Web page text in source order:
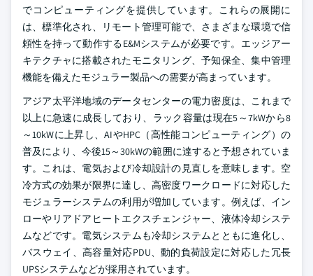
でコンピューティングを提供しています。これらの展開に
は、標準化され、リモート管理可能で、さまざまな環境で信
頼性を持って動作するE&Mシステムが必要です。エッジアー
キテクチャに搭載されたモニタリング、予知保全、集中管理
機能を備えたモジュラー製品への需要が高まっています。
アジア太平洋地域のデータセンターの電力密度は、これまで
以上に急速に成長しており、ラック容量は現在5～7kWから8
～10kWに上昇し、AIやHPC（高性能コンピューティング）の
普及により、今後15～30kWの範囲に達すると予想されていま
す。これは、電気および冷却設計の見直しを意味します。空
冷方式の効果が限界に達し、高密度ワークロードに対応した
モジュラーシステムの利用が増加しています。例えば、イン
ローやリアドアヒートエクスチェンジャー、液体冷却システ
ムなどです。電気システムも冷却システムとともに進化し、
バスウェイ、高容量対応PDU、動的負荷設定に対応した冗長
UPSシステムなどが採用されています。